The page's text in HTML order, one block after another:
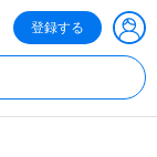
登録する